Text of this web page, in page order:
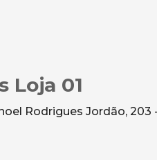
Loja 01
Rodrigues Jordão, 203